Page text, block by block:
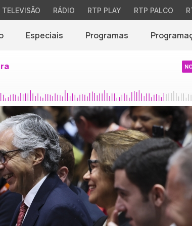
TELEVISÃO RÁDIO RTP PLAY RTP PALCO
Especiais Programas